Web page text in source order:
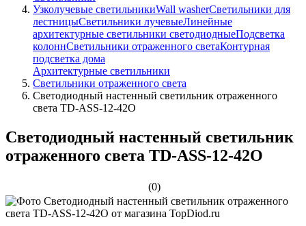
Узколучевые светильникиWall washerСветильники для
лестницыСветильники лучевыеЛинейные
архитектурные светильники светодиодныеПодсветка
колоннСветильники отраженного светаКонтурная
подсветка дома
Архитектурные светильники
Светильники отраженного света
Светодиодный настенный светильник отраженного
света TD-ASS-12-42O
Светодиодный настенный светильник
отраженного света TD-ASS-12-42O
(0)